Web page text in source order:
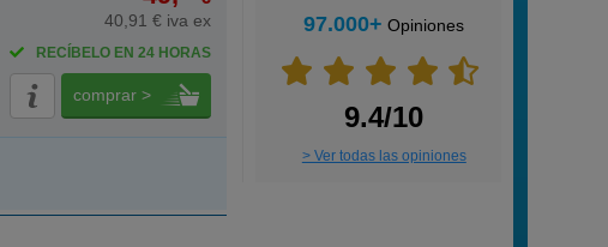
97.000+ Opiniones
9.4/10
> Ver todas las opiniones
40,91 € iva ex
RECÍBELO EN 24 HORAS
comprar >